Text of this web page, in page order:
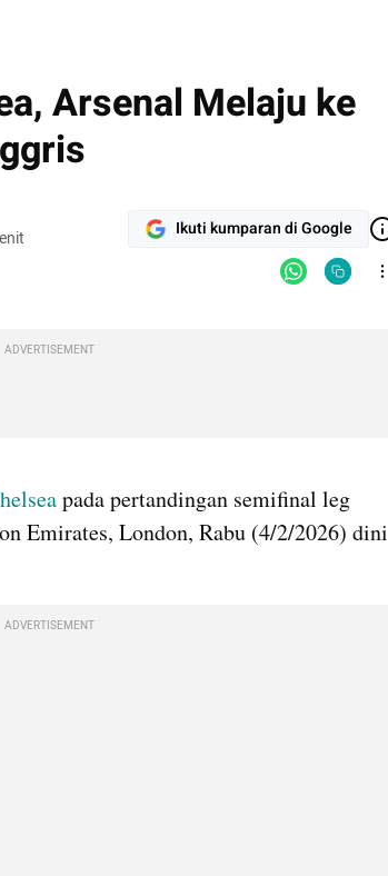
Arsenal Melaju ke
Ikuti kumparan di Google
ADVERTISEMENT
pada pertandingan semifinal leg
Emirates, London, Rabu (4/2/2026) dini
ADVERTISEMENT